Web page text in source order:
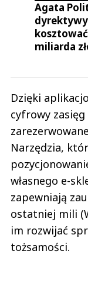
Agata
miliarda
Dzięki
cyfrowy
Narzędzia,
własnego e-
zapewniają
ostatniej mili
im rozwijać
tożsamości.